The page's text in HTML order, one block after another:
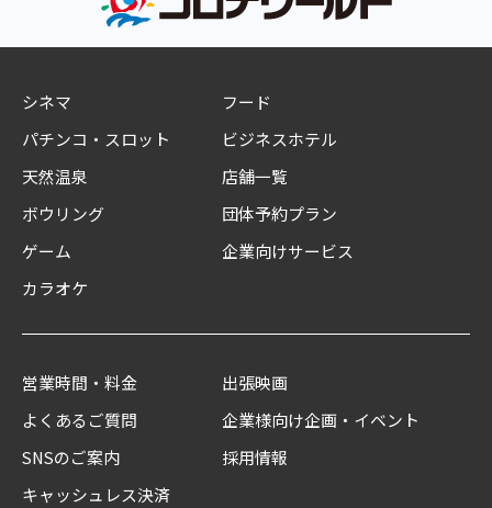
シネマ
パチンコ・スロット
天然温泉
ボウリング
ゲーム
カラオケ
フード
ビジネスホテル
店舗一覧
団体予約プラン
企業向けサービス
営業時間・料金
よくあるご質問
SNSのご案内
キャッシュレス決済
出張映画
企業様向け企画・イベント
採用情報